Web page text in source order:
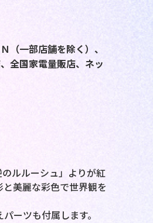
（一部店舗を除く）、
全国家電量販店、ネッ
ルルーシュ」よりが紅
美麗な彩色で世界観を
ーツも付属します。